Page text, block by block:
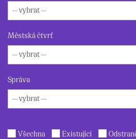
-- vybrat --
Městská čtvrť
-- vybrat --
Správa
-- vybrat --
Všechna Existující